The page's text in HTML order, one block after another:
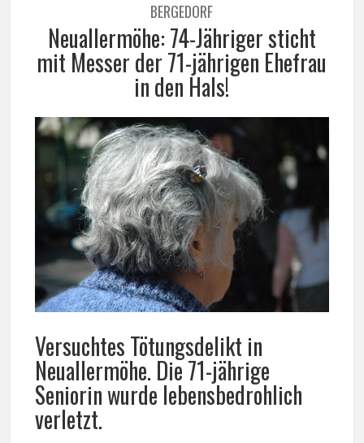
BERGEDORF
Neuallermöhe: 74-Jähriger sticht
mit Messer der 71-jährigen Ehefrau
in den Hals!
Versuchtes Tötungsdelikt in
Neuallermöhe. Die 71-jährige
Seniorin wurde lebensbedrohlich
verletzt.